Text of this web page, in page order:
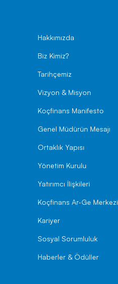
Hakkımızda
Biz Kimiz?
Tarihçemiz
Vizyon & Misyon
Koçfinans Manifesto
Genel Müdürün Mesajı
Ortaklık Yapısı
Yönetim Kurulu
Yatırımcı İlişkileri
Koçfinans Ar-Ge Merkezi
Kariyer
Sosyal Sorumluluk
Haberler & Ödüller